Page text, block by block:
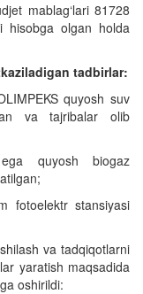
mablag‘lari 81728
hisobga olgan holda
tadbirlar:
quyosh suv
va tajribalar olib
quyosh biogaz
fotoelektr stansiyasi
va tadqiqotlarni
yaratish maqsadida
oshirildi: